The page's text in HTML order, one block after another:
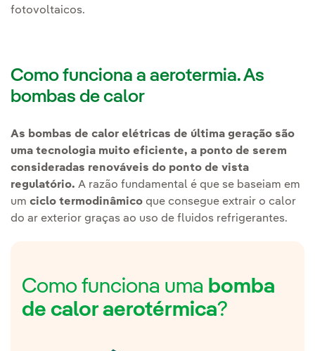
fotovoltaicos.
Como funciona a aerotermia. As
bombas de calor
As bombas de calor elétricas de última geração são
uma tecnologia muito eficiente, a ponto de serem
consideradas renováveis do ponto de vista
regulatório. A razão fundamental é que se baseiam em
um ciclo termodinâmico que consegue extrair o calor
do ar exterior graças ao uso de fluidos refrigerantes.
Como funciona uma bomba
de calor aerotérmica?